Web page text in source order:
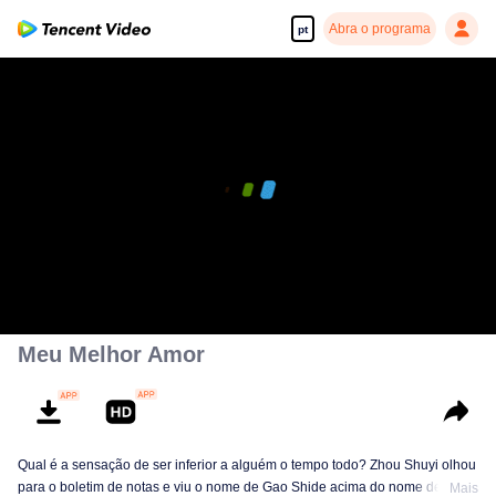
pt Abra o programa
Meu Melhor Amor
Qual é a sensação de ser inferior a alguém o tempo todo? Zhou Shuyi olhou
para o boletim de notas e viu o nome de Gao Shide acima do nome deleMais